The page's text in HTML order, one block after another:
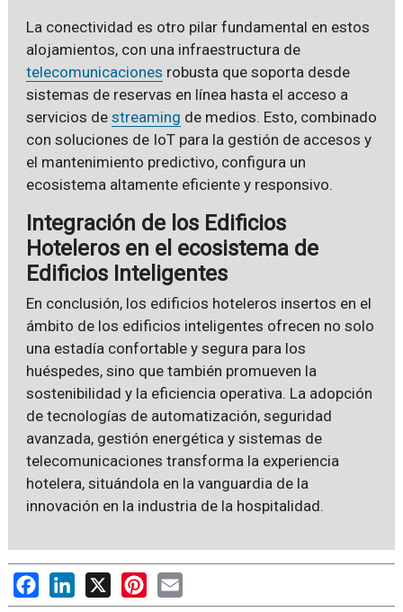
La conectividad es otro pilar fundamental en estos
alojamientos, con una infraestructura de
telecomunicaciones robusta que soporta desde
sistemas de reservas en línea hasta el acceso a
servicios de streaming de medios. Esto, combinado
con soluciones de IoT para la gestión de accesos y
el mantenimiento predictivo, configura un
ecosistema altamente eficiente y responsivo.
Integración de los Edificios
Hoteleros en el ecosistema de
Edificios Inteligentes
En conclusión, los edificios hoteleros insertos en el
ámbito de los edificios inteligentes ofrecen no solo
una estadía confortable y segura para los
huéspedes, sino que también promueven la
sostenibilidad y la eficiencia operativa. La adopción
de tecnologías de automatización, seguridad
avanzada, gestión energética y sistemas de
telecomunicaciones transforma la experiencia
hotelera, situándola en la vanguardia de la
innovación en la industria de la hospitalidad.
FacebookLinkedIn
X PinterestEmail